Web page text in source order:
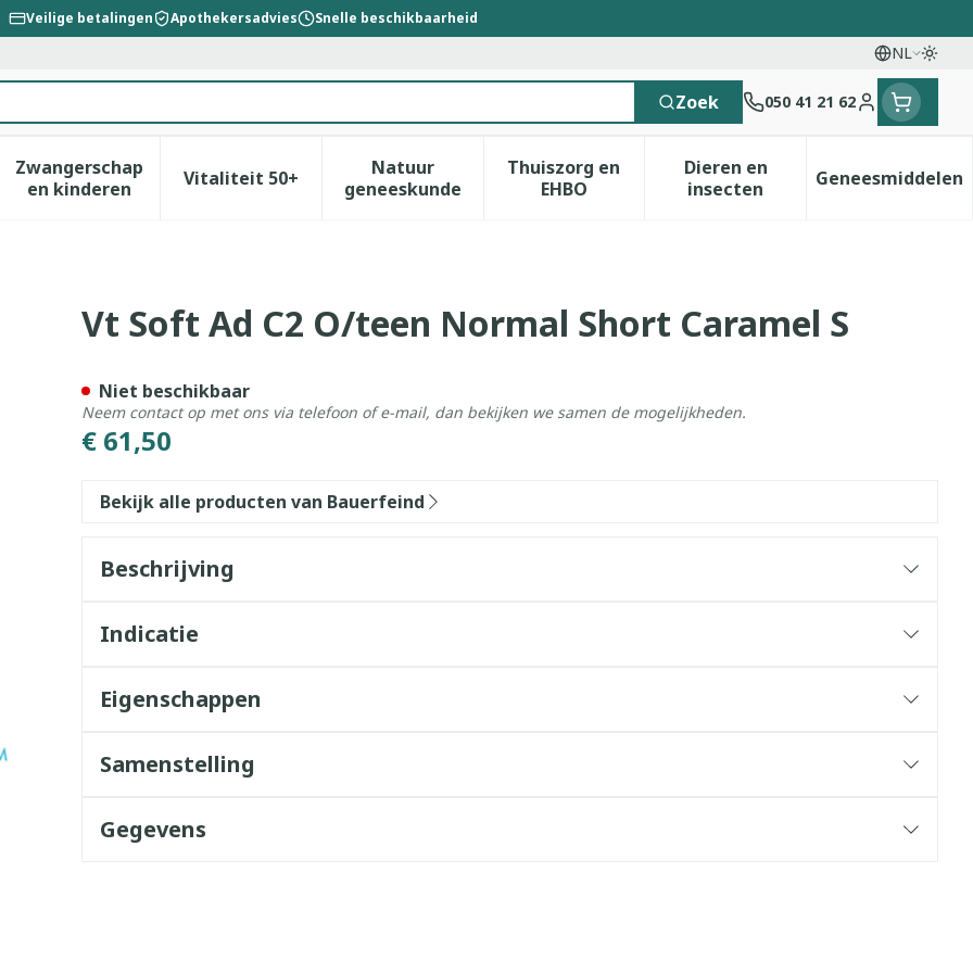
Veilige betalingen Apothekersadvies Snelle beschikbaarheid
NL
Talen
Zoek 050 41 21 62
Klant menu
verzorging en hygiëne categorie
voor Dieet, voeding en vitamines categorie
Zwangerschap
en kinderenToon submenu voor Zwangerschap en kinderen categorie
Vitaliteit 50+Toon submenu voor Vitaliteit 50+ categorie
Natuur
geneeskundeToon submenu voor Natuur geneeskunde categorie
Thuiszorg en
EHBOToon submenu voor Thuiszorg en EHBO
Dieren en
insectenToon submenu voor Dieren
Geneesmiddelen
Toon
Short Caramel S
Vt Soft Ad C2 O/teen Normal Short Caramel S
€ 61,50
Niet beschikbaar
Neem contact op met ons via telefoon of e-mail, dan bekijken we samen de mogelijkheden.
Bekijk alle producten van Bauerfeind
Beschrijving
Indicatie
Eigenschappen
Samenstelling
Gegevens